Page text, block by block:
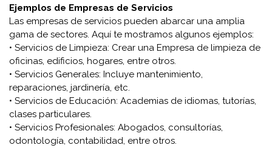
Ejemplos de Empresas de Servicios
Las empresas de servicios pueden abarcar una amplia
gama de sectores. Aquí te mostramos algunos ejemplos:
• Servicios de Limpieza: Crear una Empresa de limpieza de
oficinas, edificios, hogares, entre otros.
• Servicios Generales: Incluye mantenimiento,
reparaciones, jardinería, etc.
• Servicios de Educación: Academias de idiomas, tutorías,
clases particulares.
• Servicios Profesionales: Abogados, consultorías,
odontología, contabilidad, entre otros.